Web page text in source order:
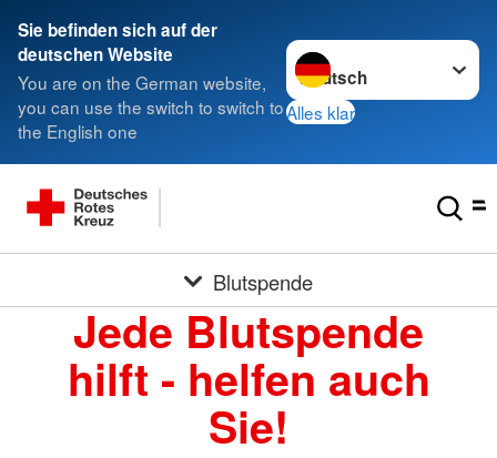
Sie befinden sich auf der
deutschen Website
You are on the German website,
you can use the switch to switch to
the English one
Sprache wechseln zu
Alles klar
Blutspende
Jede Blutspende
hilft - helfen auch
Sie!